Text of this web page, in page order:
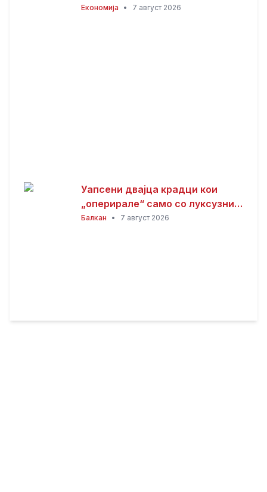
отсто, најтргувани акциите на
Економија • 7 август 2026
Уапсени двајца крадци кои
„оперирале“ само со луксузни
автомобили
Балкан • 7 август 2026